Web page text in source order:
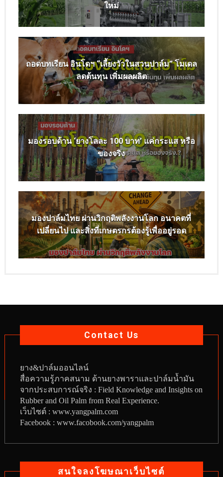
ใหม่
ถอดบทเรียน อินโดฯ “เลี้ยงวัวในสวนปาล์ม” โมเดล
ลดต้นทุน เพิ่มผลผลิต
มองรอบด้าน ‘ยางโลละ 100 บาท’ แค่กระแส หรือ
ของจริง
มองปาล์มไทย ผ่านวิกฤติพลังงานโลก อนาคตที่
เปลี่ยนไป และสิ่งที่เกษตรกรต้องรู้เพื่ออยู่รอด
Contact Us
ยาง&ปาล์มออนไลน์
สื่อความรู้ภาคสนาม ด้านยางพาราและปาล์มน้ำมัน
จากประสบการณ์จริง : Field Knowledge and Insights on
Rubber and Oil Palm from Real Experience.
เว็บไซต์ : www.yangpalm.com
Facebook : www.facobook.com/yangpalm
สนใจลงโฆษณาเว็บไซต์